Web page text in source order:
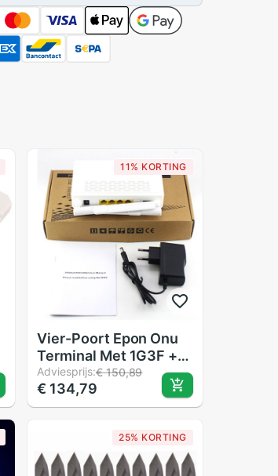
11% KORTING
Vier-Poort Epon Onu
Terminal Met 1G3F +
Wifi + Potten Telefoon
Poort Toepassing Op
Ftth-Modus Mini Fiber
Firmware Eu Plus
Adviesprijs:€ 150,89
€ 134,79
25% KORTING